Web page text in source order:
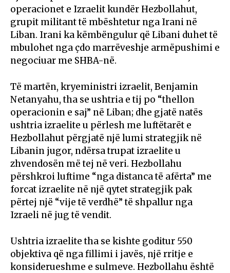
operacionet e Izraelit kundër Hezbollahut,
grupit militant të mbështetur nga Irani në
Liban. Irani ka këmbëngulur që Libani duhet të
mbulohet nga çdo marrëveshje armëpushimi e
negociuar me SHBA-në.
Të martën, kryeministri izraelit, Benjamin
Netanyahu, tha se ushtria e tij po “thellon
operacionin e saj” në Liban; dhe gjatë natës
ushtria izraelite u përlesh me luftëtarët e
Hezbollahut përgjatë një lumi strategjik në
Libanin jugor, ndërsa trupat izraelite u
zhvendosën më tej në veri. Hezbollahu
përshkroi luftime “nga distanca të afërta” me
forcat izraelite në një qytet strategjik pak
përtej një “vije të verdhë” të shpallur nga
Izraeli në jug të vendit.
Ushtria izraelite tha se kishte goditur 550
objektiva që nga fillimi i javës, një rritje e
konsiderueshme e sulmeve. Hezbollahu është